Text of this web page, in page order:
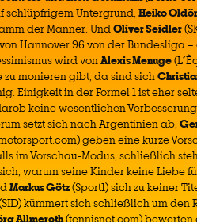
schlüpfrigem Untergrund, Heiko
der Männer. UndOliver Seidler
Hannover 96 von der Bundesliga
wird vonAlexis Menuge
monieren gibt, da sind sich
Einigkeit in der Formel 1 ist eher
keine wesentlichen
setzt sich nach Argentinien ab,
geben eine kurze
im Vorschau-Modus, schließlich
warum seine Kinder keine Liebe
Markus Götz(Sport1) sich zu keiner
kümmert sich schließlich um den
Allmeroth(tennisnet.com)